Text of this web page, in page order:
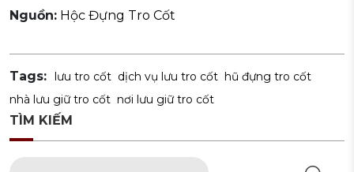
Nguồn: Hộc Đựng Tro Cốt
Tags: lưu tro cốt dịch vụ lưu tro cốt hũ đựng tro cốt
nhà lưu giữ tro cốt nơi lưu giữ tro cốt
TÌM KIẾM